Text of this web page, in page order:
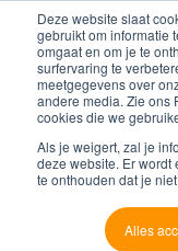
Deze website slaat
gebruikt om informatie
omgaat en om je te
surfervaring te
meetgegevens over
andere media. Zie ons
cookies die we
Als je weigert, zal je
deze website. Er wordt
te onthouden dat je
Alles